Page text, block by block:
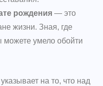
рождения — это
жизни. Зная, где
умело обойти
на то, что над